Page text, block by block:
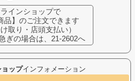
ップインフォメーション
インショップで
品】のご注文できます
け取り・店頭支払い）
ぎの場合は、21-2602へ